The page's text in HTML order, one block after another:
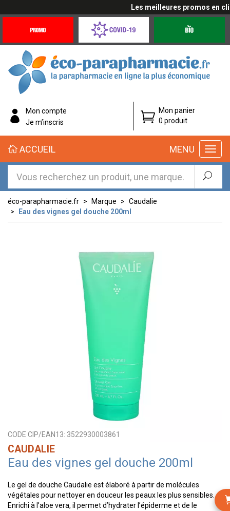
Les meilleures promos en
Offres
Coronavirus
éco-
parapharmacie.fr
éco-
parapharmacie.fr
Mon compte
Je m’inscris
Mon panier
0 produit
MENU
ACCUEIL
éco-parapharmacie.fr Marque
Caudalie
Eau des vignes gel douche 200ml
CODE CIP/EAN13: 3522930003861
CAUDALIE
Eau des vignes gel douche 200ml
Le gel de douche Caudalie est élaboré à partir de molécules
végétales pour nettoyer en douceur les peaux les plus sensibles.
Enrichi à l’aloe vera, il permet d’hydrater l’épiderme et de le